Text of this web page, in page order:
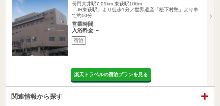
長門大井駅7.05km 東萩駅106m
「JR東萩駅」より徒歩1分／世界遺産「松下村塾」より車
で約10分
営業時間
入浴料金 ～
宿泊
楽天トラベルの宿泊プランを見る
関連情報から探す